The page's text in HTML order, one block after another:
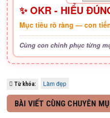
✨ OKR - HIỂU
Mục tiêu rõ ràng — con
Cùng con chinh phục từng
Từ khóa: Làm đẹp
BÀI VIẾT CÙNG CHUYÊN